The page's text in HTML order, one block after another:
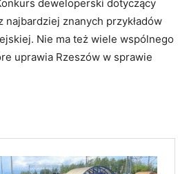
deweloperski dotyczący
najbardziej znanych przykładów
Nie ma też wiele wspólnego
uprawia Rzeszów w sprawie